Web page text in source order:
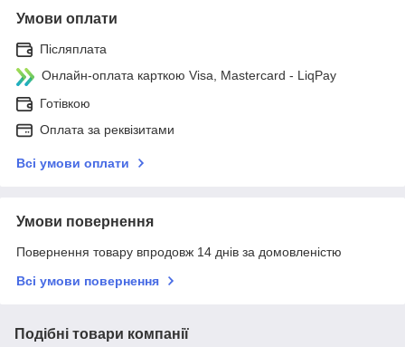
Умови оплати
Післяплата
Онлайн-оплата карткою Visa, Mastercard - LiqPay
Готівкою
Оплата за реквізитами
Всі умови оплати
Умови повернення
Повернення товару впродовж 14 днів за домовленістю
Всі умови повернення
Подібні товари компанії